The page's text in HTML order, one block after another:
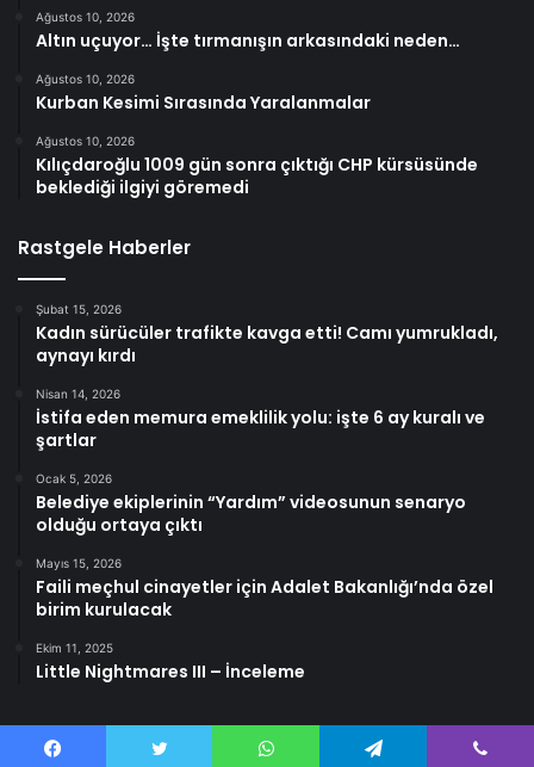
Ağustos 10, 2026
Altın uçuyor… İşte tırmanışın arkasındaki neden…
Ağustos 10, 2026
Kurban Kesimi Sırasında Yaralanmalar
Ağustos 10, 2026
Kılıçdaroğlu 1009 gün sonra çıktığı CHP kürsüsünde
beklediği ilgiyi göremedi
Rastgele Haberler
Şubat 15, 2026
Kadın sürücüler trafikte kavga etti! Camı yumrukladı,
aynayı kırdı
Nisan 14, 2026
İstifa eden memura emeklilik yolu: işte 6 ay kuralı ve
şartlar
Ocak 5, 2026
Belediye ekiplerinin “Yardım” videosunun senaryo
olduğu ortaya çıktı
Mayıs 15, 2026
Faili meçhul cinayetler için Adalet Bakanlığı’nda özel
birim kurulacak
Ekim 11, 2025
Little Nightmares III – İnceleme